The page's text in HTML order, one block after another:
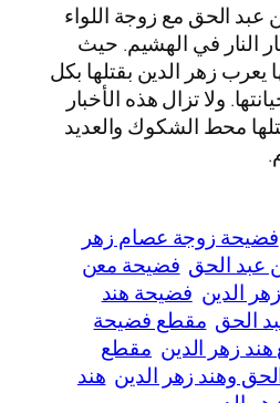
الحق مع زوجة اللواء
النار في الهشيم. حيث
يعرب زهر الدين بقتلها بكل
ولا تزال هذه الأخبار
محط الشكوك والعديد
فضيحة زوجة عصام زهر
عبد الحق فضيحة معن
الدين فضيحة هند
الحق مقطع فضيحة
زهر الدين مقطع
وهند زهر الدين هند